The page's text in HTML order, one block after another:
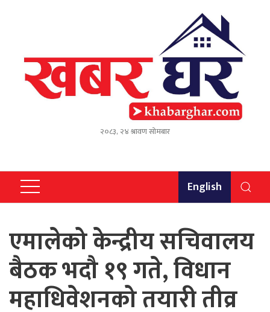
२०८३, २४ श्रावण सोमबार
English
एमालेको केन्द्रीय सचिवालय
बैठक भदौ १९ गते, विधान
महाधिवेशनको तयारी तीव्र